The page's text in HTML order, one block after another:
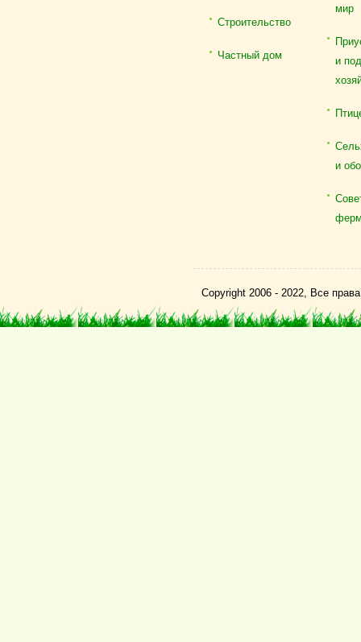
Строительство
Частный дом
мир
и
и
Copyright 2006 - 2022, Все